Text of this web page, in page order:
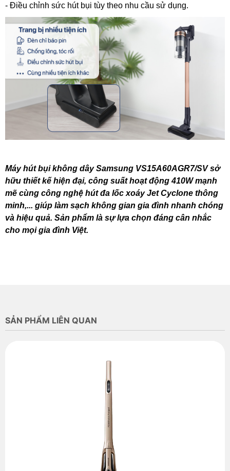
- Điều chỉnh sức hút bụi tùy theo nhu cầu sử dụng.
Máy hút bụi không dây Samsung VS15A60AGR7/SV sở
hữu thiết kế hiện đại, công suất hoạt động 410W mạnh
mẽ cùng công nghệ hút đa lốc xoáy Jet Cyclone thông
minh,... giúp làm sạch không gian gia đình nhanh chóng
và hiệu quả. Sản phẩm là sự lựa chọn đáng cân nhắc
cho mọi gia đình Việt.
SẢN PHẨM LIÊN QUAN